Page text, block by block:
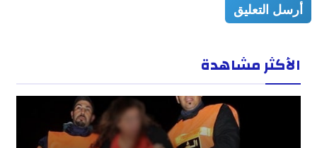
أرسل التعليق
الأكثر مشاهدة